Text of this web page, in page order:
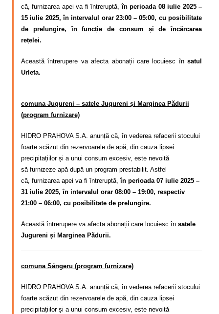
că,furnizarea apei va fi întreruptă,în perioada 08 iulie 2025 –
15 iulie 2025, în intervalul orar 23:00 – 05:00, cu posibilitate
de prelungire, în funcție de consum și de încărcarea
rețelei.
Această întrerupere va afecta abonații care locuiesc în satul
Urleta.
comuna Jugureni – satele Jugureni și Marginea Pădurii
(program furnizare)
HIDRO PRAHOVA S.A. anunță că, în vederea refacerii stocului
foarte scăzut din rezervoarele de apă, din cauza lipsei
precipitațiilor și a unui consum excesiv, este nevoită
să furnizeze apă după un program prestabilit. Astfel
că, furnizarea apei va fi întreruptă,în perioada 07 iulie 2025 –
31 iulie 2025, în intervalul orar 08:00 – 19:00, respectiv
21:00 – 06:00, cu posibilitate de prelungire.
Această întrerupere va afecta abonații care locuiesc în satele
Jugureni și Marginea Pădurii.
comuna Sângeru (program furnizare)
HIDRO PRAHOVA S.A. anunță că, în vederea refacerii stocului
foarte scăzut din rezervoarele de apă, din cauza lipsei
precipitațiilor și a unui consum excesiv, este nevoită